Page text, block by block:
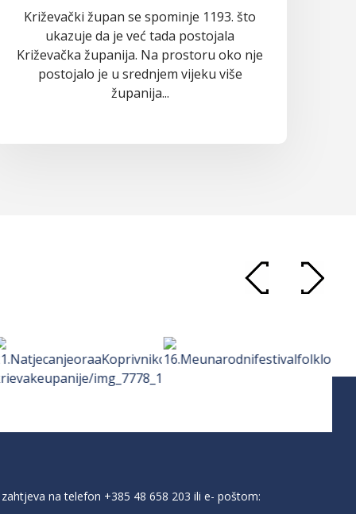
Križevački župan se spominje 1193. što
ukazuje da je već tada postojala
Križevačka županija. Na prostoru oko nje
postojalo je u srednjem vijeku više
županija...
na telefon +385 48 658 203 ili e- poštom: